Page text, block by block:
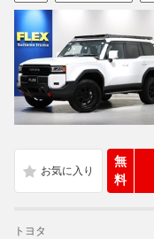
無
料
トヨタ